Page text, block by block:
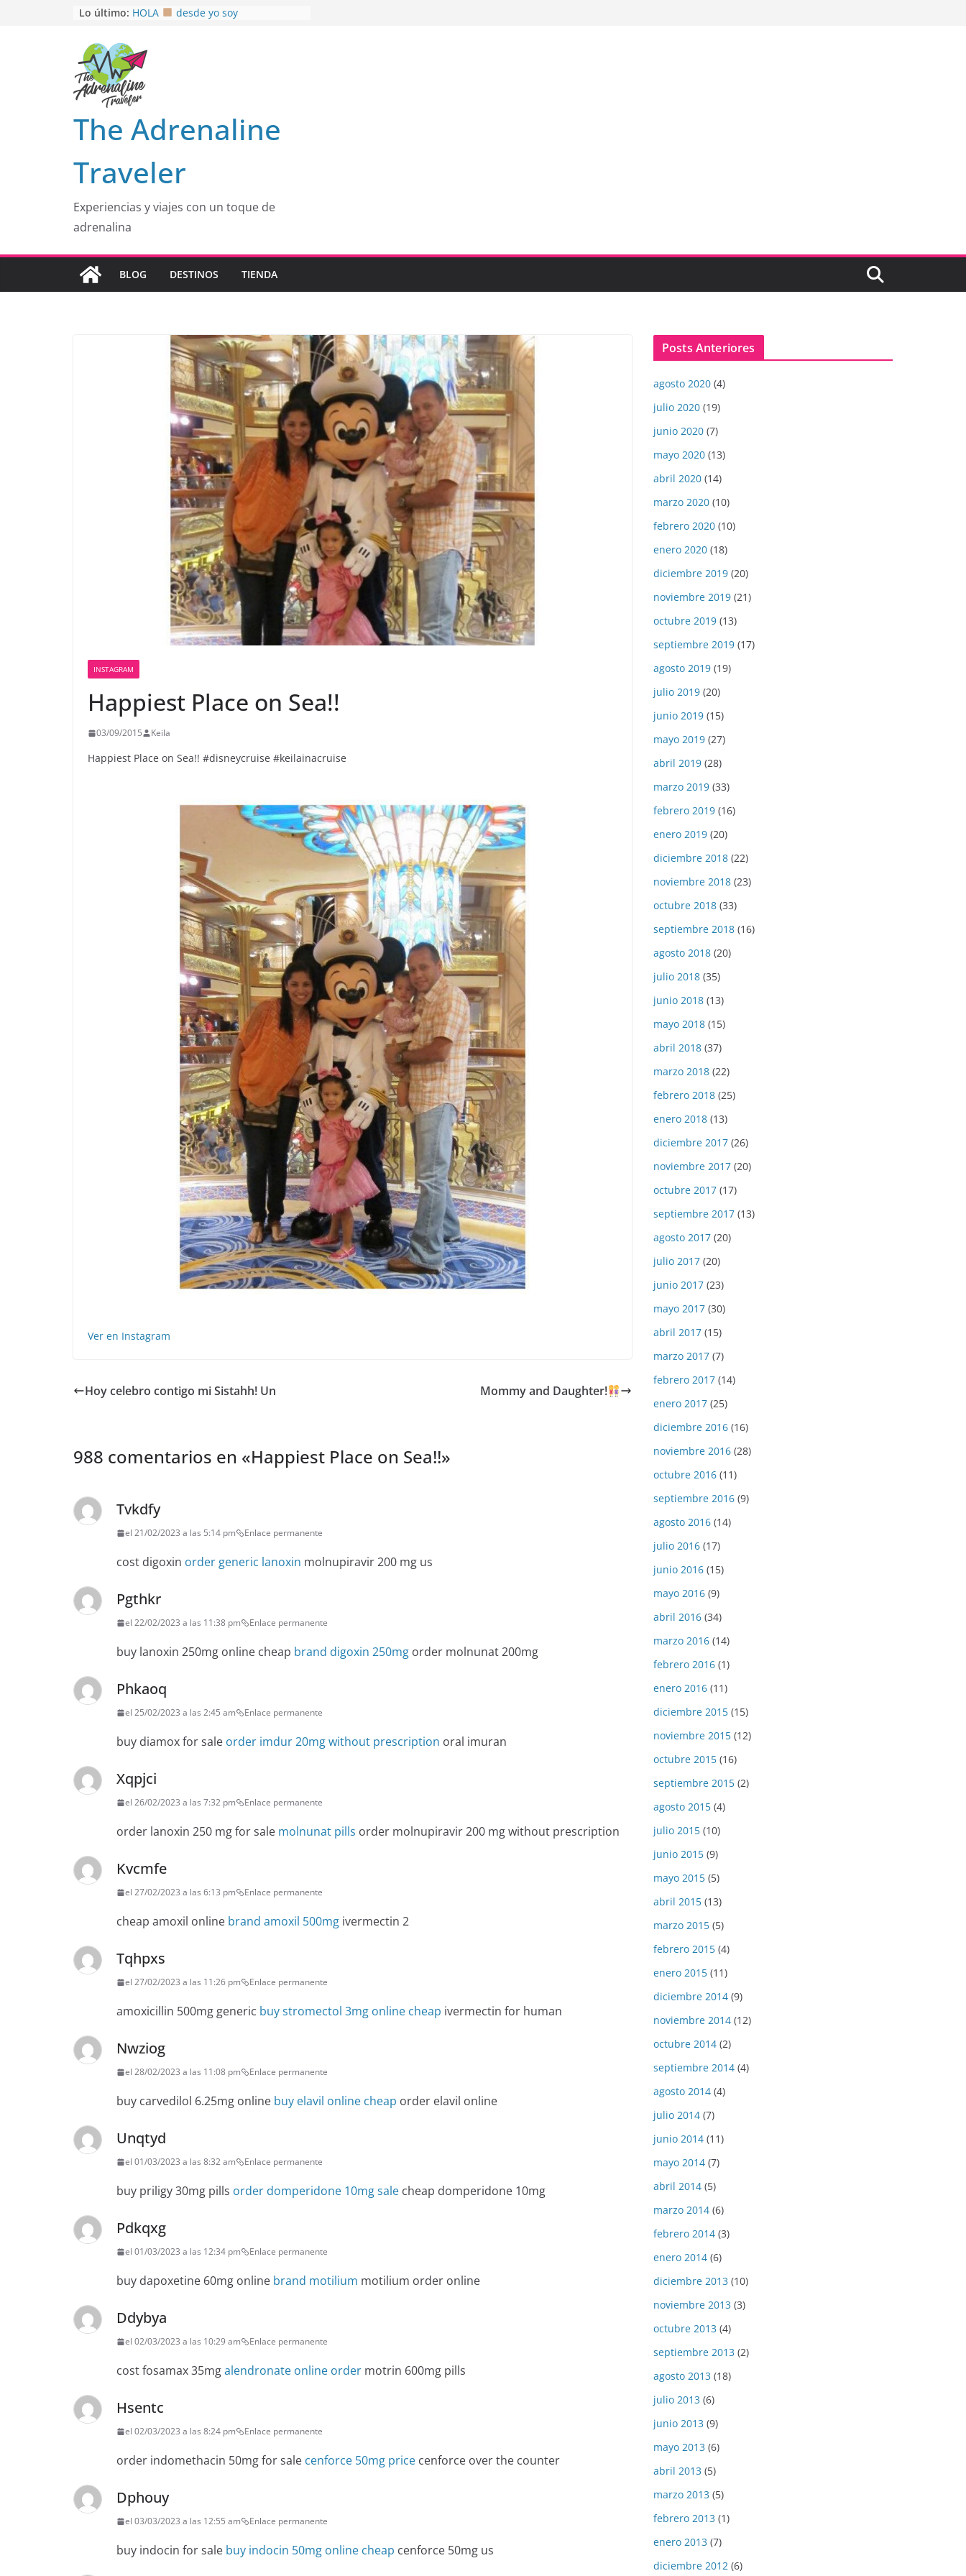
Lo último: HOLA
desde yo soy
EL SENDERO DEL CACAO: Excelente
opción
HOSPEDAJE AL NATURALSHH !!
En
MULITO!
The Adrenaline
Traveler
Experiencias y viajes con un toque de
adrenalina
BLOG DESTINOS TIENDA
INSTAGRAM
Happiest Place on Sea!!
03/09/2015 Keila
Happiest Place on Sea!! #disneycruise #keilainacruise
Ver en Instagram
Hoy celebro contigo mi Sistahh! Un Mommy and Daughter!
988 comentarios en «Happiest Place on Sea!!»
Tvkdfy
el 21/02/2023 a las 5:14 pm Enlace permanente
cost digoxin order generic lanoxin molnupiravir 200 mg us
Pgthkr
el 22/02/2023 a las 11:38 pm Enlace permanente
buy lanoxin 250mg online cheap brand digoxin 250mg order molnunat 200mg
Phkaoq
el 25/02/2023 a las 2:45 am Enlace permanente
buy diamox for sale order imdur 20mg without prescription oral imuran
Xqpjci
el 26/02/2023 a las 7:32 pm Enlace permanente
order lanoxin 250 mg for sale molnunat pills order molnupiravir 200 mg without prescription
Kvcmfe
el 27/02/2023 a las 6:13 pm Enlace permanente
cheap amoxil online brand amoxil 500mg ivermectin 2
Tqhpxs
el 27/02/2023 a las 11:26 pm Enlace permanente
amoxicillin 500mg generic buy stromectol 3mg online cheap ivermectin for human
Nwziog
el 28/02/2023 a las 11:08 pm Enlace permanente
buy carvedilol 6.25mg online buy elavil online cheap order elavil online
Unqtyd
el 01/03/2023 a las 8:32 am Enlace permanente
buy priligy 30mg pills order domperidone 10mg sale cheap domperidone 10mg
Pdkqxg
el 01/03/2023 a las 12:34 pm Enlace permanente
buy dapoxetine 60mg online brand motilium motilium order online
Ddybya
el 02/03/2023 a las 10:29 am Enlace permanente
cost fosamax 35mgalendronate online order motrin 600mg pills
Hsentc
el 02/03/2023 a las 8:24 pm Enlace permanente
order indomethacin 50mg for sale cenforce 50mg price cenforce over the counter
Dphouy
el 03/03/2023 a las 12:55 am Enlace permanente
buy indocin for sale buy indocin 50mg online cheap cenforce 50mg us
Posts Anteriores
agosto 2020 (4)
julio 2020 (19)
junio 2020 (7)
mayo 2020 (13)
abril 2020 (14)
marzo 2020 (10)
febrero 2020 (10)
enero 2020 (18)
diciembre 2019 (20)
noviembre 2019 (21)
octubre 2019 (13)
septiembre 2019 (17)
agosto 2019 (19)
julio 2019 (20)
junio 2019 (15)
mayo 2019 (27)
abril 2019 (28)
marzo 2019 (33)
febrero 2019 (16)
enero 2019 (20)
diciembre 2018 (22)
noviembre 2018 (23)
octubre 2018 (33)
septiembre 2018 (16)
agosto 2018 (20)
julio 2018 (35)
junio 2018 (13)
mayo 2018 (15)
abril 2018 (37)
marzo 2018 (22)
febrero 2018 (25)
enero 2018 (13)
diciembre 2017 (26)
noviembre 2017 (20)
octubre 2017 (17)
septiembre 2017 (13)
agosto 2017 (20)
julio 2017 (20)
junio 2017 (23)
mayo 2017 (30)
abril 2017 (15)
marzo 2017 (7)
febrero 2017 (14)
enero 2017 (25)
diciembre 2016 (16)
noviembre 2016 (28)
octubre 2016 (11)
septiembre 2016 (9)
agosto 2016 (14)
julio 2016 (17)
junio 2016 (15)
mayo 2016 (9)
abril 2016 (34)
marzo 2016 (14)
febrero 2016 (1)
enero 2016 (11)
diciembre 2015 (15)
noviembre 2015 (12)
octubre 2015 (16)
septiembre 2015 (2)
agosto 2015 (4)
julio 2015 (10)
junio 2015 (9)
mayo 2015 (5)
abril 2015 (13)
marzo 2015 (5)
febrero 2015 (4)
enero 2015 (11)
diciembre 2014 (9)
noviembre 2014 (12)
octubre 2014 (2)
septiembre 2014 (4)
agosto 2014 (4)
julio 2014 (7)
junio 2014 (11)
mayo 2014 (7)
abril 2014 (5)
marzo 2014 (6)
febrero 2014 (3)
enero 2014 (6)
diciembre 2013 (10)
noviembre 2013 (3)
octubre 2013 (4)
septiembre 2013 (2)
agosto 2013 (18)
julio 2013 (6)
junio 2013 (9)
mayo 2013 (6)
abril 2013 (5)
marzo 2013 (5)
febrero 2013 (1)
enero 2013 (7)
diciembre 2012 (6)